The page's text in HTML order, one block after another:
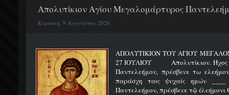
Απολυτίκιον Αγίου Μεγαλομάρτυρος
Κυριακή, 9 Αυγούστου 2026
ΑΠΟΛΥΤΙΚΙΟΝ ΤΟΥ ΑΓΙΟΥ
27 ΙΟΥΛΙΟΥ Απολυτίκιον. Ήχος
Παντελεήμον, πρέσβευε τω
παράσχη ταις ψυχαίς ημών ____
Παντελεήμον, πρέσβευε τῷ ἐλεήμονι